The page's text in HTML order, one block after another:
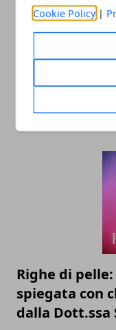
Cookie Policy |
Il professor
Bari:
dell’identità
20/11/2025
Righe di
spiegata con
dalla Dott.ssa